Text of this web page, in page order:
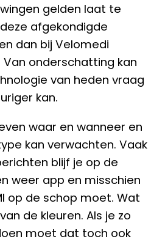
gelden laat te
afgekondigde
dan bij Velomedi
onderschatting kan
van heden vraag
kan.
waar en wanneer en
kan verwachten. Vaak
blijf je op de
weer app en misschien
op de schop moet. Wat
de kleuren. Als je zo
moet dat toch ook